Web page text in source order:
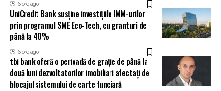
6 ore ago
UniCredit Bank susține investițiile IMM-urilor
prin programul SME Eco-Tech, cu granturi de
până la 40%
6 ore ago
tbi bank oferă o perioadă de grație de până la
două luni dezvoltatorilor imobiliari afectați de
blocajul sistemului de carte funciară